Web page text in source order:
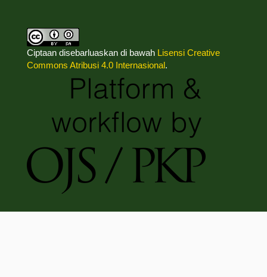
Ciptaan disebarluaskan di bawah Lisensi Creative
Commons Atribusi 4.0 Internasional.